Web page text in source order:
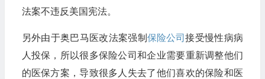
法案不违反美国宪法。
另外由于奥巴马医改法案强制保险公司接受慢性病病
人投保，所以很多保险公司和企业需要重新调整他们
的医保方案，导致很多人失去了他们喜欢的保险和医